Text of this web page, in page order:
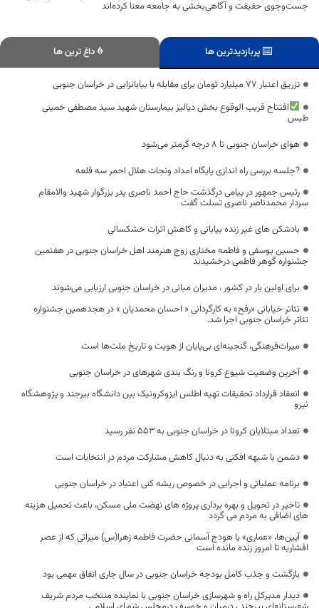
جست‌وجوی حقیقت و آگاهی‌بخشی به جامعه معنا کرده‌اند
پربازدیدترین ها داغ ترین ها
تزریق اعتبار 77 میلیارد تومان برای مقابله با بیابانزایی در خراسان جنوبی
افتتاح قریب الوقوع بخش دیالیز بیمارستان شهید سید مصطفی خمینی
طبس
هوای خراسان جنوبی تا ۸ درجه گرمتر می‌شود
?جلسه بررسی راه اندازی پایگاه امداد ونجات هلال احمر سه قلعه
رئیس جمهور در پیامی درگذشت حاج احمد ناصری پدر بزرگوار شهید والامقام
سردار محمدناصر ناصری تسلت گفت
بادشکن های غیر زنده بیابانی و کاهش اثرات خشکسالی
حسین یوسفی و فاطمه مختاری زوج هنرمند اهل خراسان جنوبی در هفتمین
جشنواره گوهر فاطمی درخشیدند
برای اولین بار در کشور ، مدیران میانی در خراسان جنوبی ارزیابی می‌شوند
تئاتر خیابانی «رفح» به کارگردانی « احسان محمدیان » در هجدهمین جشنواره
تئاتر خراسان جنوبی اجرا شد.
میراث‌فرهنگی، گنجینه‌ای بی‌پایان از هویت و تاریخ ملت‌ها است
آخرین وضعیت شیوع کرونا و رنگ بندی شهرهای در خراسان جنوبی
انعقاد قرارداد تحقیقات تهیه اطلس ایزوکرونیک بین دانشگاه بیرجند و پژوهشگاه
نیرو
تعداد مبتلایان کرونا در خراسان جنوبی به 553 نفر رسید
دشمن با شبهه افکنی به دنبال کاهش مشارکت مردم در انتخابات است
برنامه عملیاتی و اجرایی در خصوص ریشه کنی اعتیاد در خراسان جنوبی
تاخیر در تحویل و بهره برداری پروژه های نهضت ملی مسکن، باعث تحمیل هزینه
های اضافی به مردم می گردد
آیین‌ها، «عماری» یا هودج آسمانی حضرت فاطمه زهرا(س) میراثی که از عصر
افشاریه تا امروز زنده مانده است
بازگشت و جذب کامل بودجه خراسان جنوبی در سال جاری اتفاق مهمی بود
دیدار مدیرکل راه و شهرسازی خراسان جنوبی با نماینده منتخب مردم شریف